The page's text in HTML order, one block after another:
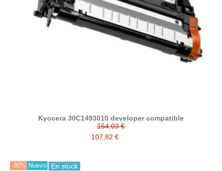
Kyocera 30C1493010 developer compatible
154,03 €
107,82 €
-30% Nuevo En stock